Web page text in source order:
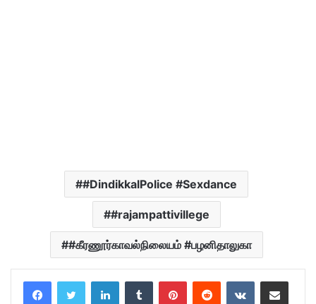
#DindikkalPolice #Sexdance
#rajampattivillege
#கீரணூர்காவல்நிலையம் #பழனிதாலுகா
LinkedInTumblr PinterestReddit VKontakteShare via Email